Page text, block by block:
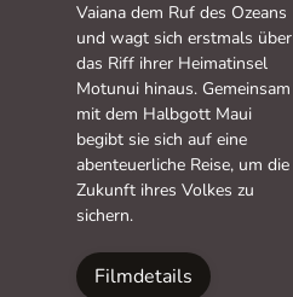
Vaiana dem Ruf des Ozeans
und wagt sich erstmals über
das Riff ihrer Heimatinsel
Motunui hinaus. Gemeinsam
mit dem Halbgott Maui
begibt sie sich auf eine
abenteuerliche Reise, um die
Zukunft ihres Volkes zu
sichern.
Filmdetails